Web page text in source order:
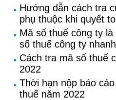
Hướng dẫn cách tra
phụ thuộc khi quyết
Mã số thuế công ty
số thuế công ty
Cách tra mã số thuế
2022
Thời hạn nộp báo
thuế năm 2022